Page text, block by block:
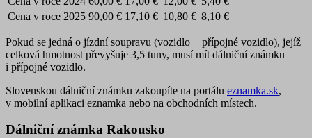
Cena v roce 2025 90,00 € 17,10 € 10,80 € 8,10 €
Pokud se jedná o jízdní soupravu (vozidlo + přípojné vozidlo), jejíž
celková hmotnost převyšuje 3,5 tuny, musí mít dálniční známku
i přípojné vozidlo.
Slovenskou dálniční známku zakoupíte na portálu eznamka.sk,
v mobilní aplikaci eznamka nebo na obchodních místech.
Dálniční známka Rakousko